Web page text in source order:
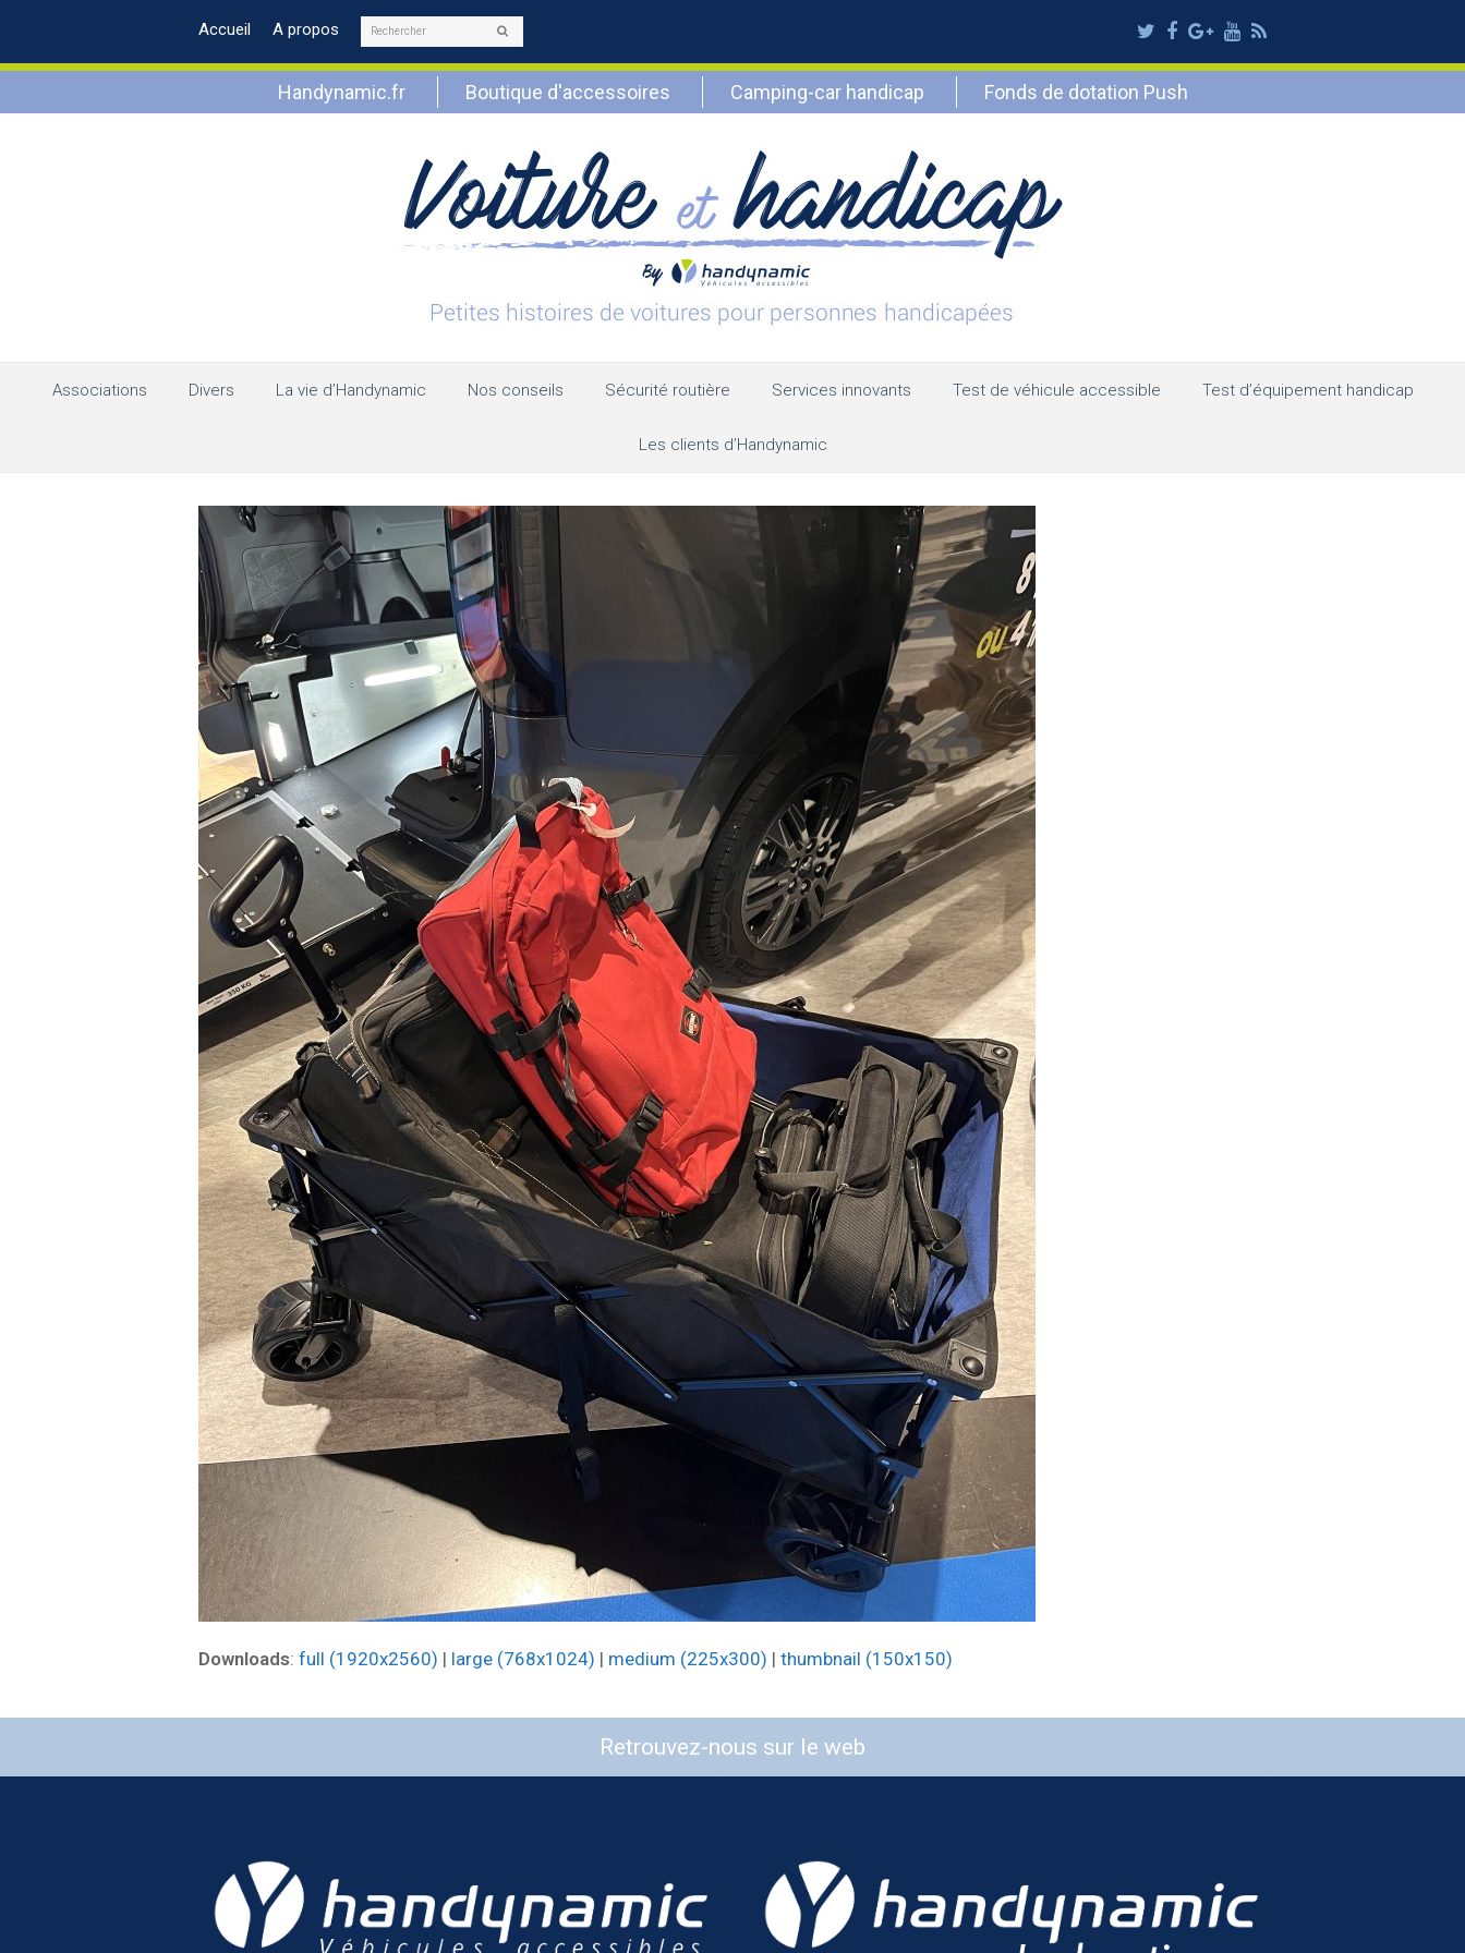
Accueil A propos Rechercher Twitter
Facebook
Google
Plus
Youtube
RSS
Handynamic.fr Boutique d'accessoires Camping-car handicap Fonds de dotation Push
Associations Divers La vie d’Handynamic Nos conseils Sécurité routière Services innovants Test de véhicule accessible Test d’équipement handicap
Les clients d’Handynamic
Downloads: full (1920x2560) | large (768x1024) | medium (225x300) | thumbnail (150x150)
Retrouvez-nous sur le web